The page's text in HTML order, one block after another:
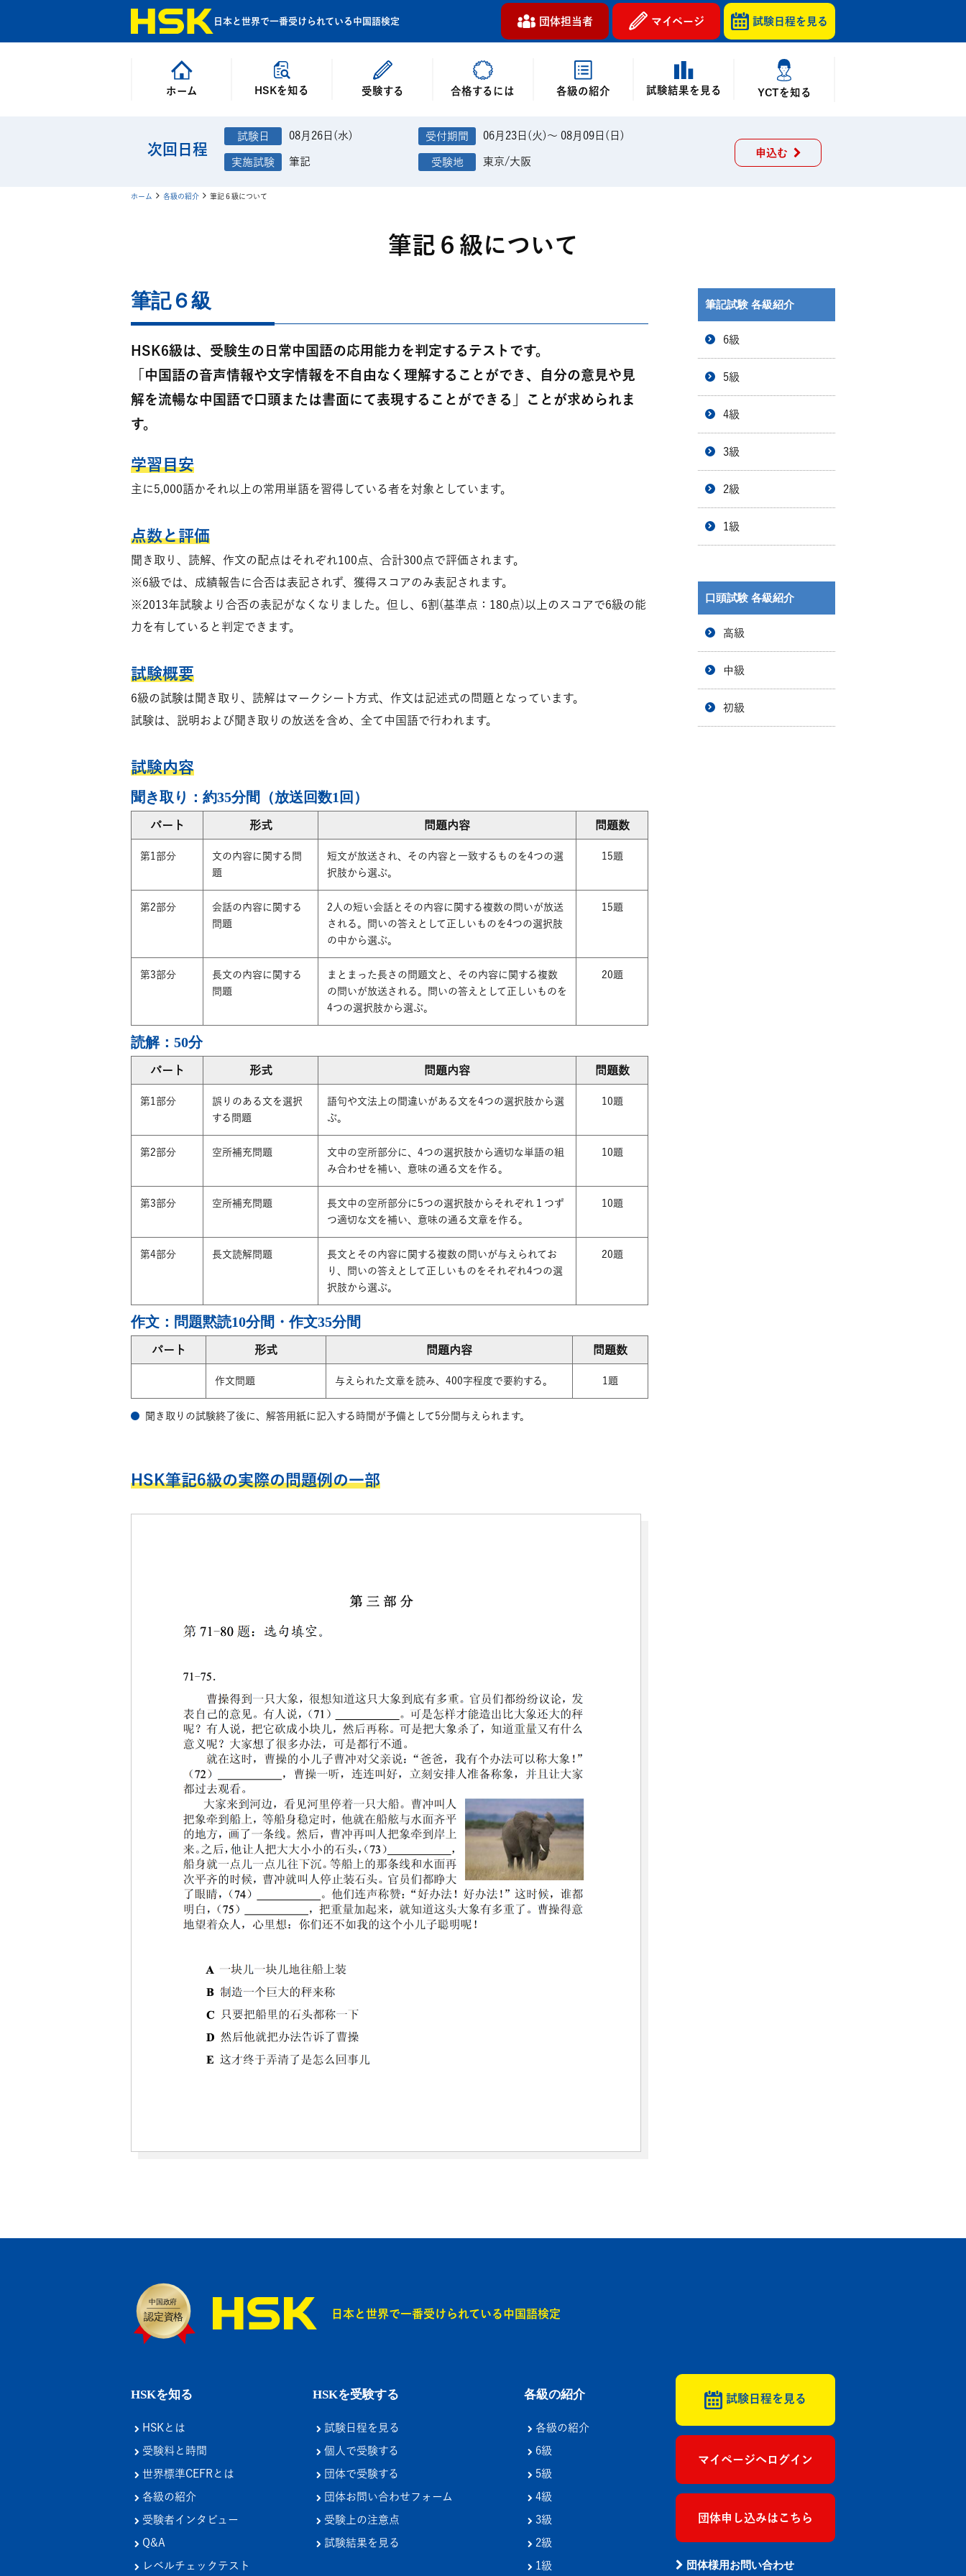
日本と世界で一番受けられている中国語検定 団体担当者 マイページ 試験日程を 見る
ホーム HSKを知る 受験する 合格するには 各級の紹介 試験結果を見る YCTを知る
次回日程
08月26日(水) 06月23日(火)～ 08月09日(日)
筆記 東京/大阪
申込む
ホーム 各級の紹介 筆記６級について
筆記６級について
筆記６級
HSK6級は、受験生の日常中国語の応用能力を判定するテストです。
「中国語の音声情報や文字情報を不自由なく理解することができ、自分の意見や見
解を流暢な中国語で口頭または書面にて表現することができる」ことが求められま
す。
学習目安
主に5,000語かそれ以上の常用単語を習得している者を対象としています。
点数と評価
聞き取り、読解、作文の配点はそれぞれ100点、合計300点で評価されます。
※6級では、成績報告に合否は表記されず、獲得スコアのみ表記されます。
※2013年試験より合否の表記がなくなりました。但し、6割(基準点：180点)以上のスコアで6級の能
力を有していると判定できます。
試験概要
6級の試験は聞き取り、読解はマークシート方式、作文は記述式の問題となっています。
試験は、説明および聞き取りの放送を含め、全て中国語で行われます。
試験内容
聞き取り：約35分間（放送回数1回）
パート 形式 問題内容 問題数
第1部分
文の内容に関する問
題
短文が放送され、その内容と一致するものを4つの選
択肢から選ぶ。
15題
第2部分
会話の内容に関する
問題
2人の短い会話とその内容に関する複数の問いが放送
される。問いの答えとして正しいものを4つの選択肢
の中から選ぶ。
15題
第3部分
長文の内容に関する
問題
まとまった長さの問題文と、その内容に関する複数
の問いが放送される。問いの答えとして正しいものを
4つの選択肢から選ぶ。
20題
読解：50分
パート 形式 問題内容 問題数
第1部分
誤りのある文を選択
する問題
語句や文法上の間違いがある文を4つの選択肢から選
ぶ。
10題
第2部分 空所補充問題
文中の空所部分に、4つの選択肢から適切な単語の組
み合わせを補い、意味の通る文を作る。
10題
第3部分 空所補充問題
長文中の空所部分に5つの選択肢からそれぞれ１つず
つ適切な文を補い、意味の通る文章を作る。
10題
第4部分 長文読解問題
長文とその内容に関する複数の問いが与えられてお
り、問いの答えとして正しいものをそれぞれ4つの選
択肢から選ぶ。
20題
作文：問題黙読10分間・作文35分間
パート 形式 問題内容 問題数
作文問題 与えられた文章を読み、400字程度で要約する。 1題
聞き取りの試験終了後に、解答用紙に記入する時間が予備として5分間与えられます。
HSK筆記6級の実際の問題例の一部
筆記試験 各級紹介
6級
5級
4級
3級
2級
1級
口頭試験 各級紹介
高級
中級
初級
日本と世界で一番受けられている中国語検定
HSKを知る
HSKとは
受験料と時間
世界標準CEFRとは
各級の紹介
受験者インタビュー
Q&A
レベルチェックテスト
HSKを受験する
試験日程を見る
個人で受験する
団体で受験する
団体お問い合わせフォーム
受験上の注意点
試験結果を見る
各級の紹介
各級の紹介
6級
5級
4級
3級
2級
1級
試験日程を見る
マイページへログイン
団体申し込みはこちら
団体様用お問い合わせ